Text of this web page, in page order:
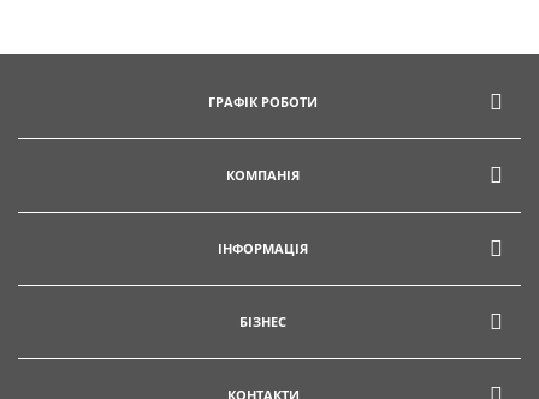
ГРАФІК РОБОТИ
КОМПАНІЯ
ІНФОРМАЦІЯ
БІЗНЕС
КОНТАКТИ